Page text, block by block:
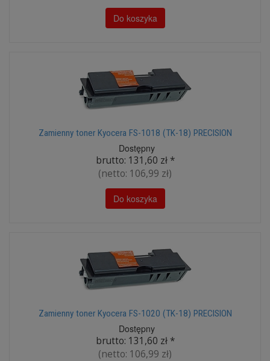
Do koszyka
Zamienny toner Kyocera FS-1018 (TK-18) PRECISION
Dostępny
brutto: 131,60 zł*
(netto: 106,99 zł)
Do koszyka
Zamienny toner Kyocera FS-1020 (TK-18) PRECISION
Dostępny
brutto: 131,60 zł*
(netto: 106,99 zł)